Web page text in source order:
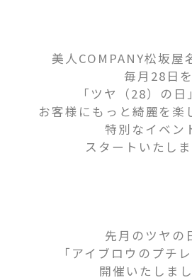
美人COMPANY松坂屋
毎月28日を
「ツヤ（28）の日
お客様にもっと綺麗を楽
特別なイベン
スタートいたし
先月のツヤの
「アイブロウのプチ
開催いたしま